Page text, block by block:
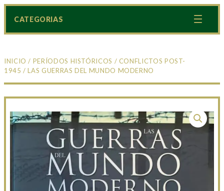
INICIO / PERÍODOS HISTÓRICOS / CONFLICTOS POST-
1945 / LAS GUERRAS DEL MUNDO MODERNO
CATEGORIAS